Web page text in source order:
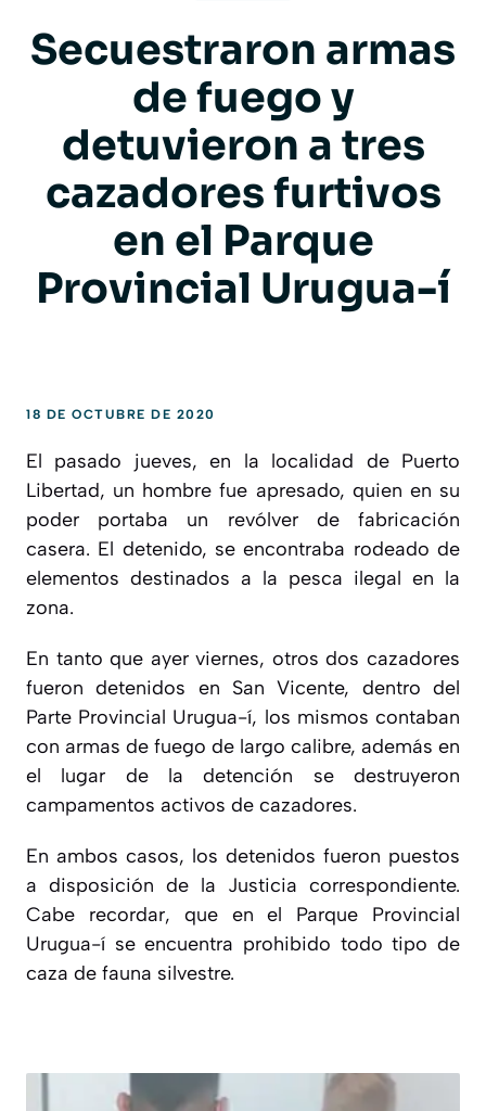
Secuestraron armas
de fuego y
detuvieron a tres
cazadores furtivos
en el Parque
Provincial Urugua-í
18 DE OCTUBRE DE 2020
El pasado jueves, en la localidad de Puerto
Libertad, un hombre fue apresado, quien en su
poder portaba un revólver de fabricación
casera. El detenido, se encontraba rodeado de
elementos destinados a la pesca ilegal en la
zona.
En tanto que ayer viernes, otros dos cazadores
fueron detenidos en San Vicente, dentro del
Parte Provincial Urugua-í, los mismos contaban
con armas de fuego de largo calibre, además en
el lugar de la detención se destruyeron
campamentos activos de cazadores.
En ambos casos, los detenidos fueron puestos
a disposición de la Justicia correspondiente.
Cabe recordar, que en el Parque Provincial
Urugua-í se encuentra prohibido todo tipo de
caza de fauna silvestre.